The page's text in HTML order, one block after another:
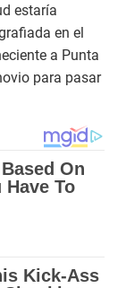
estaría
en el
a Punta
para pasar